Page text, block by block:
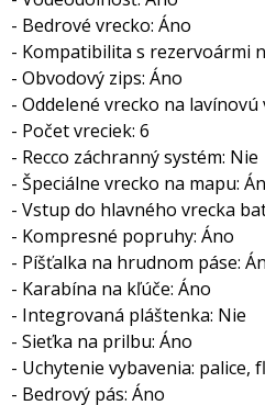
- Bedrové vrecko: Áno
- Kompatibilita s rezervoármi
- Obvodový zips: Áno
- Oddelené vrecko na lavínovú
- Počet vreciek: 6
- Recco záchranný systém: Nie
- Špeciálne vrecko na mapu:
- Vstup do hlavného vrecka
- Kompresné popruhy: Áno
- Píšťalka na hrudnom páse:
- Karabína na kľúče: Áno
- Integrovaná pláštenka: Nie
- Sieťka na prilbu: Áno
- Uchytenie vybavenia: palice,
- Bedrový pás: Áno